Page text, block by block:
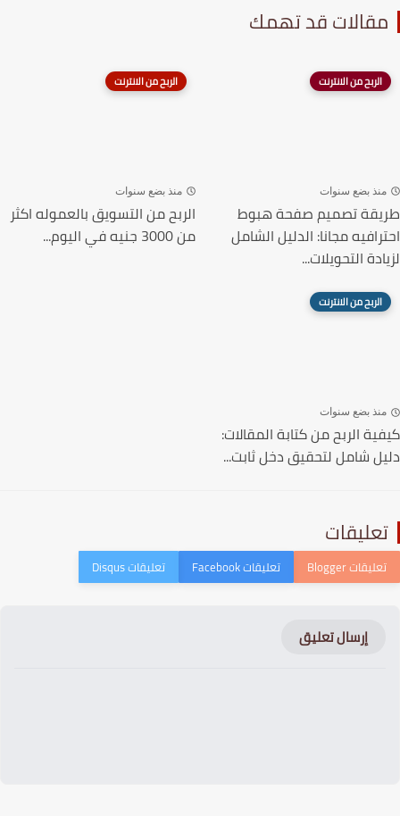
قد تهمك
الربح من الانترنت
بضع سنوات
تصميم صفحة هبوط
مجانا: الدليل الشامل
التحويلات...
الربح من الانترنت
منذ بضع سنوات
الربح من التسويق بالعموله اكثر
من 3000 جنيه في اليوم...
الربح من الانترنت
بضع سنوات
الربح من كتابة المقالات:
شامل لتحقيق دخل ثابت...
إرسال تعليق